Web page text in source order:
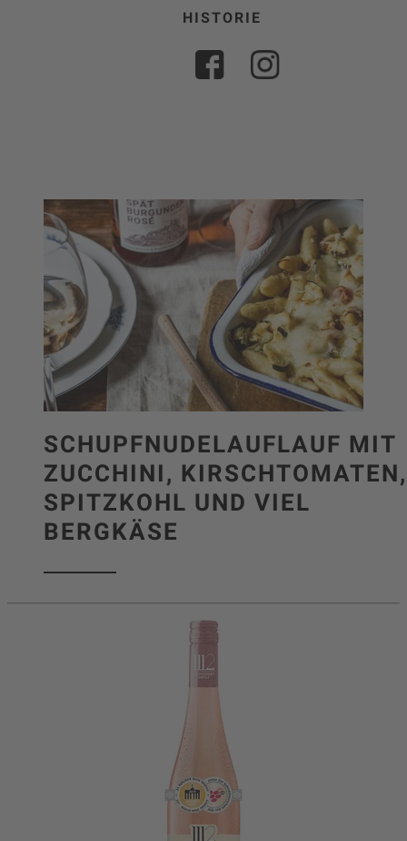
HISTORIE
SCHUPFNUDELAUFLAUF MIT
ZUCCHINI, KIRSCHTOMATEN,
SPITZKOHL UND VIEL
BERGKÄSE